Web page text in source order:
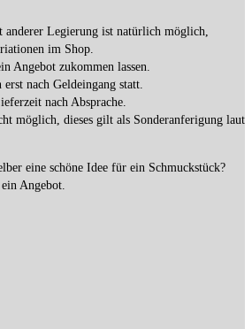
Legierung ist natürlich möglich,
im Shop.
Angebot zukommen lassen.
nach Geldeingang statt.
nach Absprache.
möglich, dieses gilt als Sonderanferigung laut
eine schöne Idee für ein Schmuckstück?
Angebot.